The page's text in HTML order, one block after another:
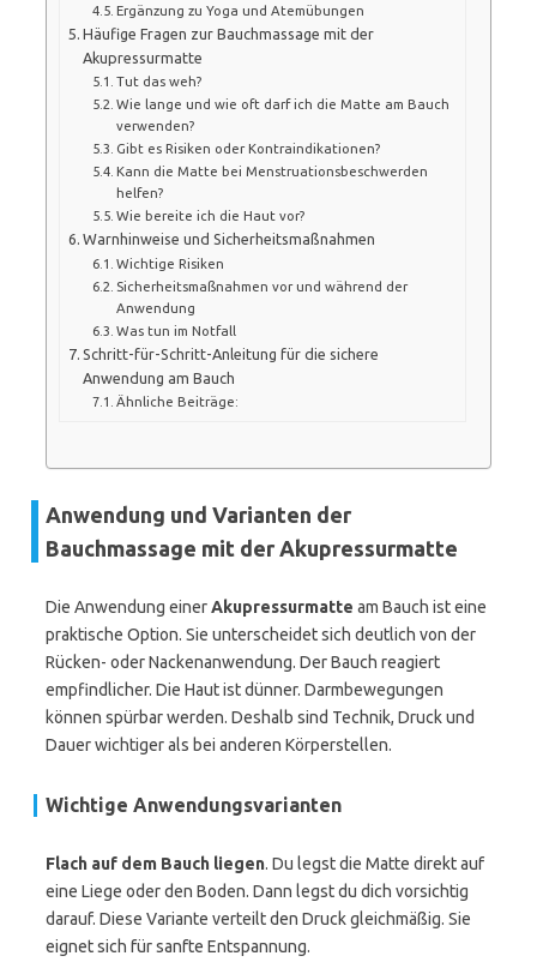
Ergänzung zu Yoga und Atemübungen
Häufige Fragen zur Bauchmassage mit der
Akupressurmatte
Tut das weh?
Wie lange und wie oft darf ich die Matte am Bauch
verwenden?
Gibt es Risiken oder Kontraindikationen?
Kann die Matte bei Menstruationsbeschwerden
helfen?
Wie bereite ich die Haut vor?
Warnhinweise und Sicherheitsmaßnahmen
Wichtige Risiken
Sicherheitsmaßnahmen vor und während der
Anwendung
Was tun im Notfall
Schritt-für-Schritt-Anleitung für die sichere
Anwendung am Bauch
Ähnliche Beiträge:
Anwendung und Varianten der
Bauchmassage mit der Akupressurmatte
Die Anwendung einerAkupressurmatte am Bauch ist eine
praktische Option. Sie unterscheidet sich deutlich von der
Rücken- oder Nackenanwendung. Der Bauch reagiert
empfindlicher. Die Haut ist dünner. Darmbewegungen
können spürbar werden. Deshalb sind Technik, Druck und
Dauer wichtiger als bei anderen Körperstellen.
Wichtige Anwendungsvarianten
Flach auf dem Bauch liegen. Du legst die Matte direkt auf
eine Liege oder den Boden. Dann legst du dich vorsichtig
darauf. Diese Variante verteilt den Druck gleichmäßig. Sie
eignet sich für sanfte Entspannung.